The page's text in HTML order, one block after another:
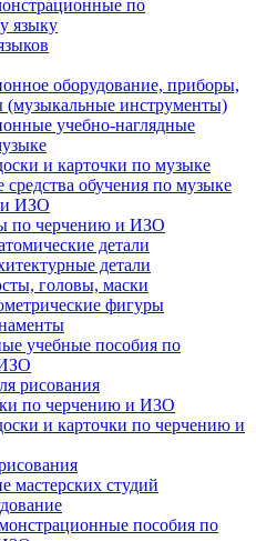
по
языку
оборудование, приборы,
(музыкальные инструменты)
учебно-наглядные
и карточки по музыке
обучения по музыке
и ИЗО
по черчению и ИЗО
детали
детали
головы, маски
фигуры
учебные пособия по
рисования
по черчению и ИЗО
и карточки по черчению и
мастерских студий
пособия по